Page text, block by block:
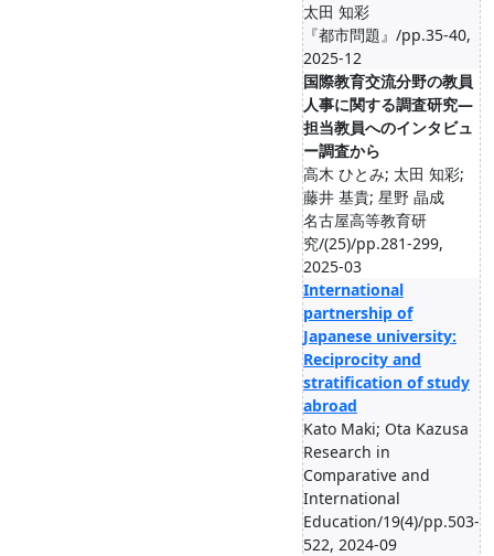
太田 知彩
『都市問題』/pp.35-40,
2025-12
国際教育交流分野の教員
人事に関する調査研究―
担当教員へのインタビュ
ー調査から
高木 ひとみ; 太田 知彩;
藤井 基貴; 星野 晶成
名古屋高等教育研
究/(25)/pp.281-299,
2025-03
International
partnership of
Japanese university:
Reciprocity and
stratification of study
abroad
Kato Maki; Ota Kazusa
Research in
Comparative and
International
Education/19(4)/pp.503-
522, 2024-09